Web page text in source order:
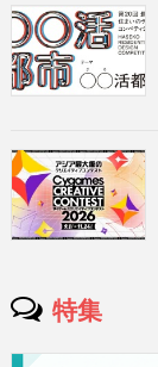
特集